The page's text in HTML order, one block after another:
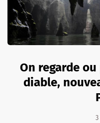
On regarde
diable,